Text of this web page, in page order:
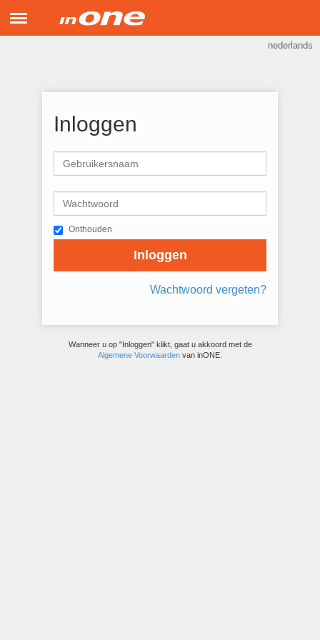
Menu
Inloggen
Onthouden
Inloggen
Wachtwoord vergeten?
Wanneer u op "Inloggen" klikt, gaat u akkoord met de
Algemene Voorwaarden van inONE.
nederlands